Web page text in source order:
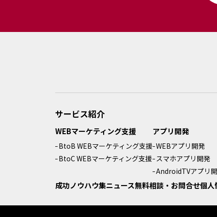
サービス紹介
WEBマーケティング支援
BtoB WEBマーケティング支援
BtoC WEBマーケティング支援
アプリ開発
WEBアプリ開発
スマホアプリ開発
AndroidTVアプリ
成功ノウハウ集ニュース無料相談・お問合せ個人